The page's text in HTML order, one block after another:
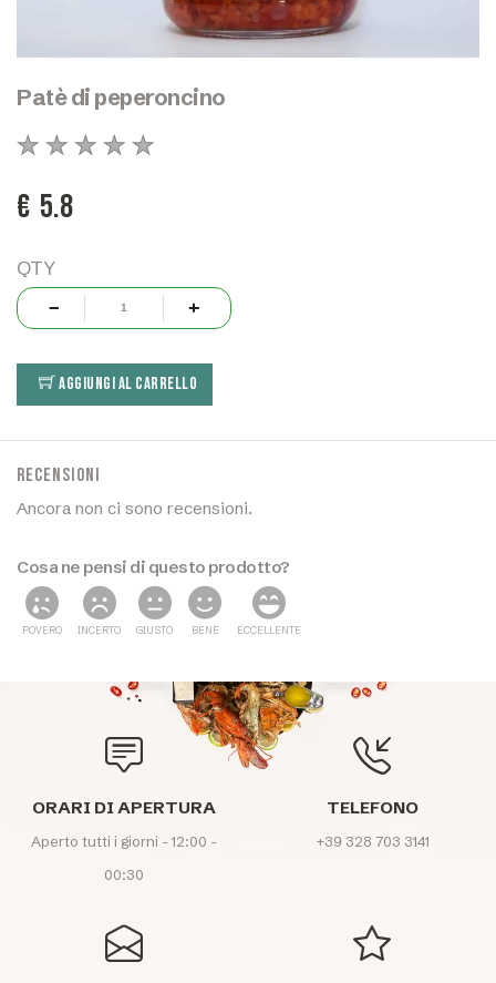
Patè di peperoncino
€ 5.8
QTY
AGGIUNGI AL CARRELLO
Recensioni
Ancora non ci sono recensioni.
Cosa ne pensi di questo prodotto?
POVERO INCERTO GIUSTO BENE ECCELLENTE
ORARI DI APERTURA
Aperto tutti i giorni - 12:00 -
00:30
TELEFONO
+39 328 703 3141